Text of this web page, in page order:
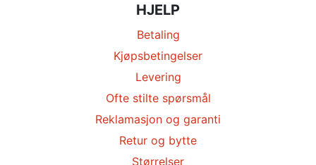
HJELP
Betaling
Kjøpsbetingelser
Levering
Ofte stilte spørsmål
Reklamasjon og garanti
Retur og bytte
Størrelser